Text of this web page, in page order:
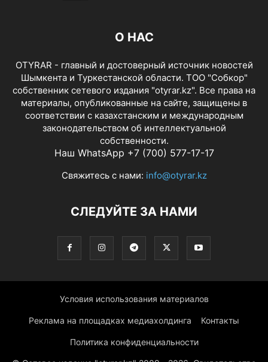
О НАС
OTYRAR - главный и достоверный источник новостей
Шымкента и Туркестанской области. ТОО "Собкор"
собственник сетевого издания "otyrar.kz". Все права на
материалы, опубликованные на сайте, защищены в
соответствии с казахстанским и международным
законодательством об интеллектуальной
собственности.
Наш WhatsApp +7 (700) 577-17-17
Свяжитесь с нами: info@otyrar.kz
СЛЕДУЙТЕ ЗА НАМИ
Условия использования материалов
Реклама на площадках медиахолдинга Контакты
Политика конфиденциальности